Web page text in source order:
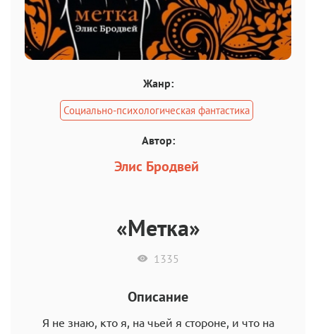
Жанр:
Социально-психологическая фантастика
Автор:
Элис Бродвей
«Метка»
1335
Описание
Я не знаю, кто я, на чьей я стороне, и что на